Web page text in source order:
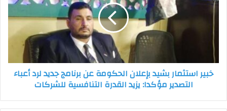
بإعلان
برنامج
لرد
أعباء
خبير استثمار بشيد بإعلان الحكومة عن برنامج جديد لرد أعباء
التصدير مؤكدا: يزيد القدرة التنافسية للشركات